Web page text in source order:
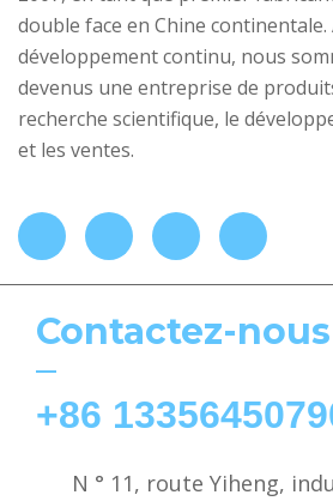
double face en Chine continentale.
développement continu, nous
devenus une entreprise de
recherche scientifique, le
et les ventes.
Contactez-nous
+86
N ° 11, route Yiheng,